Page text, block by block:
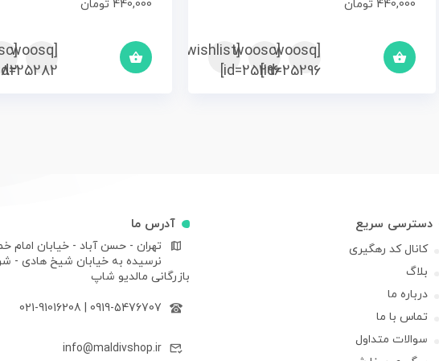
440,000 تومان
[yith_wcwl_add_to_wishlist]
[woosc
id=25296]
[woosq
id=25296]
440,000 تومان
[woosq
دسترسی سریع
کانال کد رهگیری
بلاگ
درباره ما
تماس با ما
سوالات متداول
آدرس ما
تهران - حسن آباد - خیابان امام
نرسیده به خیابان شیخ هادی -
بازرگانی مالدیو شاپ
0919-5476707
|
021-91016208
info@maldivshop.ir